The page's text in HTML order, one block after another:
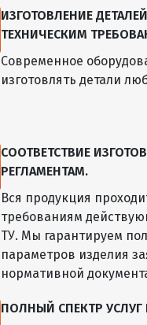
ИЗГОТОВЛЕНИЕ
ТЕХНИЧЕСКИМ
Современное
изготовлять детали
СООТВЕТСТВИЕ
РЕГЛАМЕНТАМ.
Вся продукция
требованиям
ТУ. Мы гарантируем
параметров изделия
нормативной
ПОЛНЫЙ СПЕКТР